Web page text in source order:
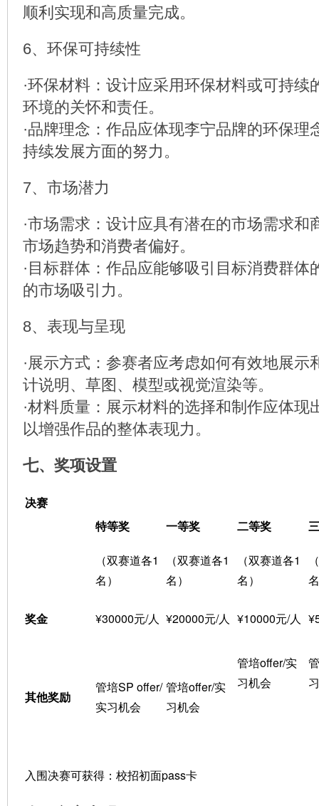
顺利实现和高质量完成。
6、环保可持续性
·环保材料：设计应采用环保材料或可持续
环境的关怀和责任。
·品牌理念：作品应体现李宁品牌的环保理
持续发展方面的努力。
7、市场潜力
·市场需求：设计应具有潜在的市场需求和
市场趋势和消费者偏好。
·目标群体：作品应能够吸引目标消费群体
的市场吸引力。
8、表现与呈现
·展示方式：参赛者应考虑如何有效地展示
计说明、草图、模型或视觉渲染等。
·材料质量：展示材料的选择和制作应体现
以增强作品的整体表现力。
七、奖项设置
决赛
特等奖
（双赛道各1
名）
一等奖
（双赛道各1
名）
二等奖
（双赛道各1
名）
奖金 ¥30000元/人 ¥20000元/人 ¥10000元/人
其他奖励
管培SP offer/
实习机会
管培offer/实
习机会
管培offer/实
习机会
入围决赛可获得：校招初面pass卡